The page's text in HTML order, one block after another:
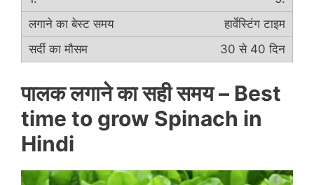
हार्वेस्टिंग टाइम
30 से 40 दिन
पालक लगाने का सही समय – Best
time to grow Spinach in
Hindi